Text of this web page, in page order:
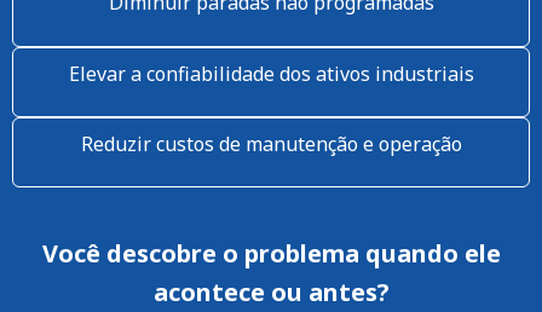
Elevar a confiabilidade dos ativos industriais
Reduzir custos de manutenção e operação
Você descobre o problema quando ele
acontece ou antes?